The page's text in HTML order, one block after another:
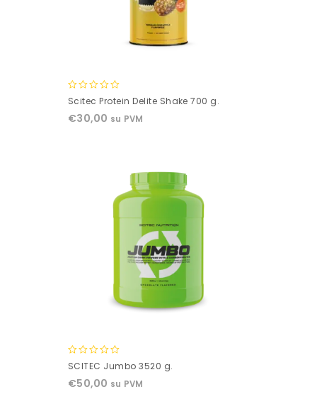
0
of
Scitec Protein Delite Shake 700 g.
€30,00 su PVM
0
of
SCITEC Jumbo 3520 g.
€50,00 su PVM